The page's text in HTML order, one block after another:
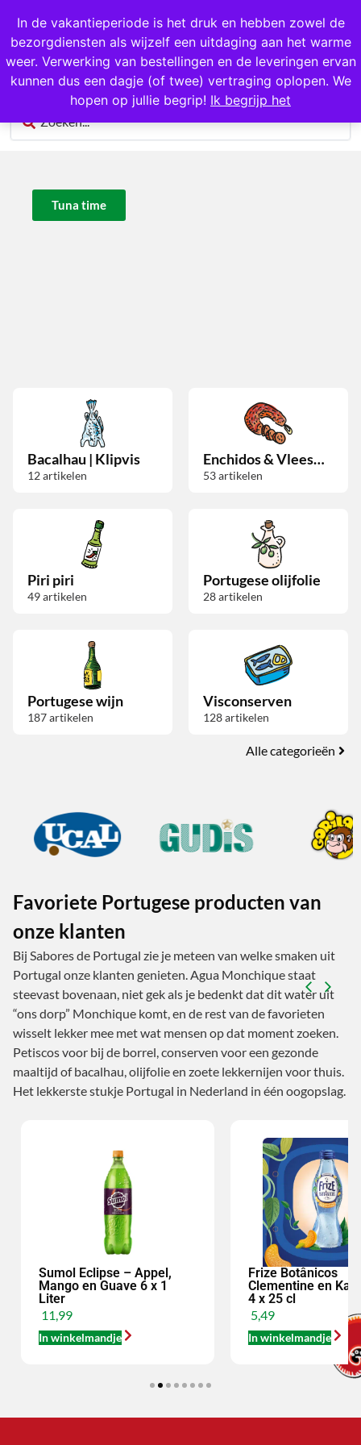
In de vakantieperiode is het druk en hebben zowel de
bezorgdiensten als wijzelf een uitdaging aan het warme
weer. Verwerking van bestellingen en de leveringen ervan
kunnen dus een dagje (of twee) vertraging oplopen. We
hopen op jullie begrip! Ik begrijp het
1000+ producten op voorraad
0
Tuna time
Bacalhau | Klipvis
12artikelen
Enchidos & Vleeswaren
53artikelen
Piri piri
49artikelen
Portugese olijfolie
28artikelen
Portugese wijn
187artikelen
Visconserven
128artikelen
Alle categorieën
Favoriete Portugese producten van
onze klanten
Bij Sabores de Portugal zie je meteen van welke smaken uit
Portugal onze klanten genieten. Agua Monchique staat
steevast bovenaan, niet gek als je bedenkt dat dit water uit
“ons dorp” Monchique komt, en de rest van de favorieten
wisselt lekker mee met wat mensen op dat moment zoeken.
Petiscos voor bij de borrel, conserven voor een gezonde
maaltijd of bacalhau, olijfolie en zoete lekkernijen voor thuis.
Het lekkerste stukje Portugal in Nederland in één oogopslag.
Sumol Eclipse – Appel,
Mango en Guave 6 x 1
Liter
11,99
In winkelmandje
Frize Botânicos
Clementine en
4 x 25 cl
5,49
In winkelmandje